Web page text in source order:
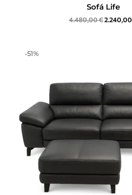
Sofá Life
4.480,00€2.240,00
-51%